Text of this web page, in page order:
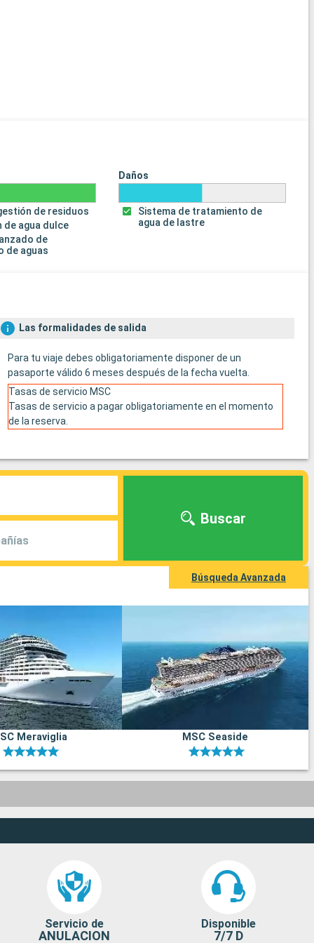
de residuos
de agua dulce
de
de aguas
Daños
Sistema de tratamiento de
agua de lastre
Las formalidades de salida
Para tu viaje debes obligatoriamente disponer de un
pasaporte válido 6 meses después de la fecha vuelta.
Tasas de servicio MSC
Tasas de servicio a pagar obligatoriamente en el momento
de la reserva.
Buscar
Búsqueda Avanzada
Meraviglia MSC Seaside
Servicio de
ANULACION
Disponible
7/7 D